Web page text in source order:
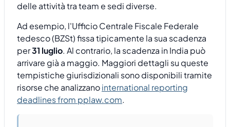
delle attività tra team e sedi diverse.
Ad esempio, l'Ufficio Centrale Fiscale Federale
tedesco (BZSt) fissa tipicamente la sua scadenza
per31 luglio. Al contrario, la scadenza in India può
arrivare già a maggio. Maggiori dettagli su queste
tempistiche giurisdizionali sono disponibili tramite
risorse che analizzanointernational reporting
deadlines from pplaw.com.